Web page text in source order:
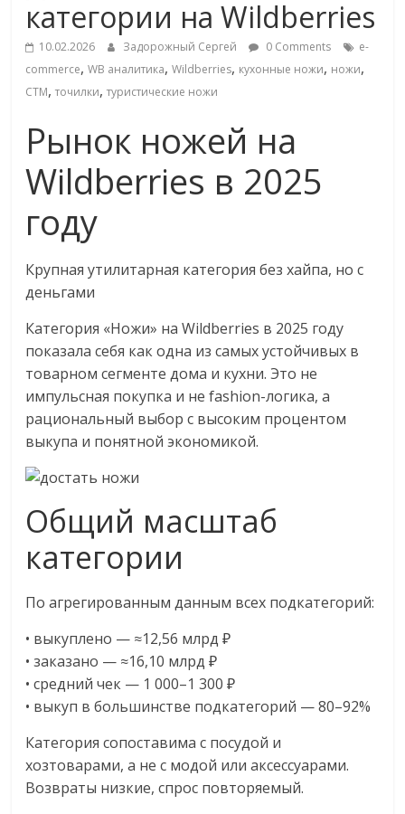
Commerce,
омниканальном
ритейле,
логистике,
технологиях,
соцсетях
Портал
торговле,
сервисах
для
Commerce,
логистике,
технологиях,
соцсетях.
важно,
знать
как
Сеть
меняет
жизнь
обсудить
категории на Wildberries
10.02.2026 Задорожный Сергей 0 Comments
e-
commerce,WB аналитика,Wildberries, кухонные ножи, ножи,
СТМ,точилки,туристические ножи
Рынок ножей на
Wildberries в 2025
году
Крупная утилитарная категория без хайпа, но с
деньгами
Категория «Ножи» на Wildberries в 2025 году
показала себя как одна из самых устойчивых в
товарном сегменте дома и кухни. Это не
импульсная покупка и не fashion-логика, а
рациональный выбор с высоким процентом
выкупа и понятной экономикой.
Общий масштаб
категории
По агрегированным данным всех подкатегорий:
• выкуплено — ≈12,56 млрд ₽
• заказано — ≈16,10 млрд ₽
• средний чек — 1 000–1 300 ₽
• выкуп в большинстве подкатегорий — 80–92%
Категория сопоставима с посудой и
хозтоварами, а не с модой или аксессуарами.
Возвраты низкие, спрос повторяемый.